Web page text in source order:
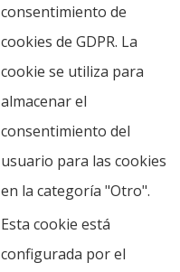
consentimiento de
cookies de GDPR. La
cookie se utiliza para
almacenar el
consentimiento del
usuario para las cookies
en la categoría "Otro".
Esta cookie está
configurada por el